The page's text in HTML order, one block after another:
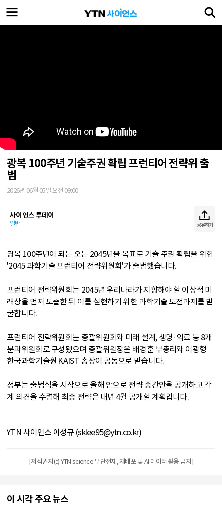
광복 100주년 기술주권 확립 프런티어 전략위 출
범
2026년 06월 05일 오전 09:00
사이언스 투데이
일반 공유하기
광복 100주년이 되는 오는 2045년을 목표로 기술 주권 확립을 위한
'2045 과학기술 프런티어 전략위원회'가 출범했습니다.
프런티어 전략위원회는 2045년 우리나라가 지향해야 할 이상적 미
래상을 먼저 도출한 뒤 이를 실현하기 위한 과학기술 도전과제를 발
굴합니다.
프런티어 전략위원회는 총괄위원회와 미래 설계, 생명·의료 등 8개
분과위원회로 구성됐으며 총괄위원장은 배경훈 부총리와 이광형
한국과학기술원 KAIST 총장이 공동으로 맡습니다.
정부는 출범식을 시작으로 올해 안으로 전략 중간안을 공개하고 각
계 의견을 수렴해 최종 전략은 내년 4월 공개할 계획입니다.
YTN 사이언스 이성규 (sklee95@ytn.co.kr)
[저작권자(c) YTN science 무단전재, 재배포 및 AI 데이터 활용 금지]
이 시각 주요 뉴스